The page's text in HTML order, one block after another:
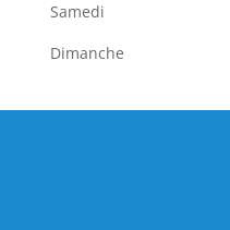
Samedi
Dimanche